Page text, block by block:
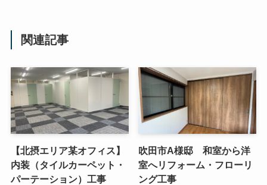
関連記事
【北摂エリア某オフィス】
内装（タイルカーペット・
パーテーション）工事
吹田市A様邸 和室から洋
室へリフォーム・フローリ
ング工事